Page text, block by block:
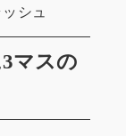
マスの
シュ